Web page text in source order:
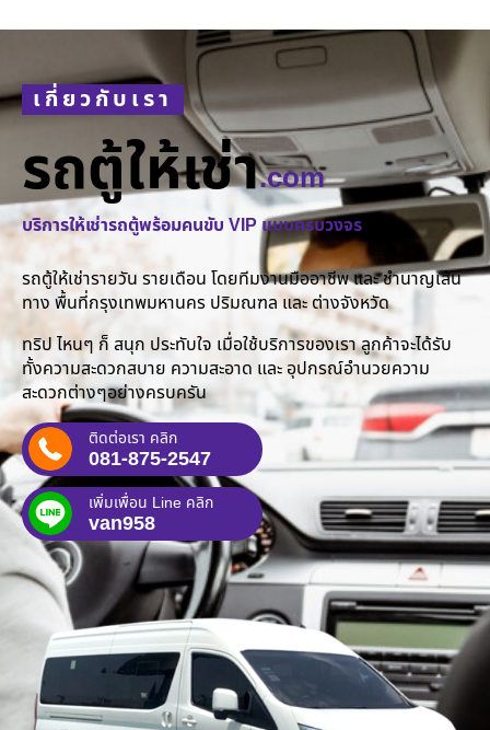
เกี่ยวกับเรา
รถตู้ให้เช่า.com
บริการให้เช่ารถตู้พร้อมคนขับ VIP แบบครบวงจร
รถตู้ให้เช่ารายวัน รายเดือน โดยทีมงานมืออาชีพ และ ชำนาญเส้น
ทาง พื้นที่กรุงเทพมหานคร ปริมณฑล และ ต่างจังหวัด
ทริป ไหนๆ ก็ สนุก ประทับใจ เมื่อใช้บริการของเรา ลูกค้าจะได้รับ
ทั้งความสะดวกสบาย ความสะอาด และ อุปกรณ์อำนวยความ
สะดวกต่างๆอย่างครบครัน
ติดต่อเรา คลิก
081-875-2547
เพิ่มเพื่อน Line คลิก
van958